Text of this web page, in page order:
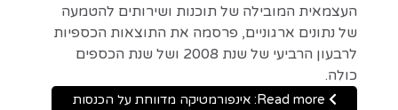
העצמאית המובילה של תוכנות ושירותים להטמעה
של נתונים ארגוניים, פרסמה את התוצאות הכספיות
לרבעון הרביעי של שנת 2008 ושל שנת הכספים
כולה.
Read more: אינפורמטיקה מדווחת על הכנסות